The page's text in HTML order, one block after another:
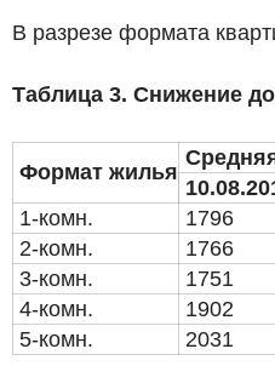
В разрезе формата
Таблица 3. Снижение
Формат жилья
1-комн.
1796
2-комн.
1766
3-комн.
1751
4-комн.
1902
5-комн.
2031